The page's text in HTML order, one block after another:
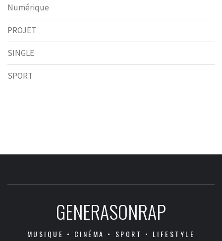
Numérique
PROJET
SINGLE
SPORT
GENERASONRAP
MUSIQUE • CINÉMA • SPORT • LIFESTYLE